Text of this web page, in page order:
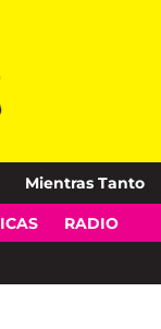
Mientras Tanto
RADIO